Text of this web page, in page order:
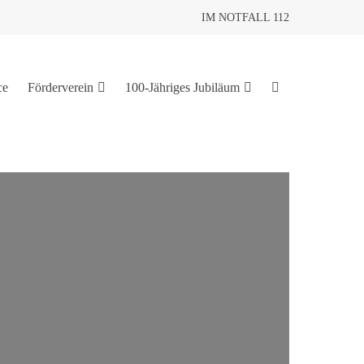
IM NOTFALL 112
Förderverein 100-Jähriges Jubiläum